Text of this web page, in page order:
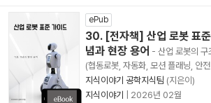
ePub
30. [전자책] 산업 로봇 표준
념과 현장 용어 - 산업 로봇의 구
(협동로봇, 자동화, 모션 플래닝, 안
지식이야기 공학지식팀 (지은이)
지식이야기
2026년 02월